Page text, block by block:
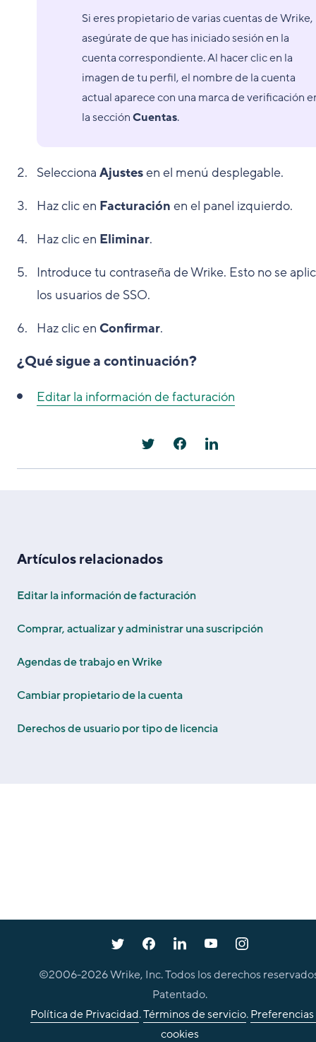
Si eres propietario de varias cuentas de Wrike,
asegúrate de que has iniciado sesión en la
cuenta correspondiente. Al hacer clic en la
imagen de tu perfil, el nombre de la cuenta
actual aparece con una marca de verificación
la secciónCuentas.
Selecciona Ajustesen el menú desplegable.
Haz clic en Facturación en el panel izquierdo.
Haz clic en Eliminar.
Introduce tu contraseña de Wrike. Esto no se
los usuarios de SSO.
Haz clic en Confirmar.
¿Qué sigue a continuación?
Editar la información de facturación
Artículos relacionados
Editar la información de facturación
Comprar, actualizar y administrar una suscripción
Agendas de trabajo en Wrike
Cambiar propietario de la cuenta
Derechos de usuario por tipo de licencia
©2006-2026Wrike, Inc. Todos los derechos
Patentado.
Política de Privacidad.Términos de servicio.
cookies